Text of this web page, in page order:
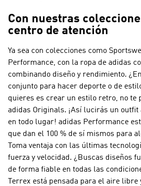
Con nuestras
centro de atención
Ya sea con colecciones como
Performance, con la ropa de adidas
combinando diseño y rendimiento.
conjunto para hacer deporte o de
quieres es crear un estilo retro, no te
adidas Originals. ¡Así lucirás un
en todo lugar! adidas Performance
que dan el 100 % de sí mismos para
Toma ventaja con las últimas
fuerza y velocidad. ¿Buscas diseños
de forma fiable en todas las
Terrex está pensada para el aire libre